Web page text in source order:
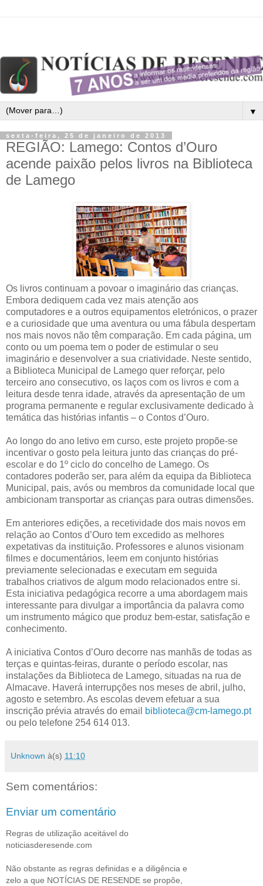
▼
sexta-feira, 25 de janeiro de 2013
REGIÃO: Lamego: Contos d’Ouro
acende paixão pelos livros na Biblioteca
de Lamego
Os livros continuam a povoar o imaginário das crianças.
Embora dediquem cada vez mais atenção aos
computadores e a outros equipamentos eletrónicos, o prazer
e a curiosidade que uma aventura ou uma fábula despertam
nos mais novos não têm comparação. Em cada página, um
conto ou um poema tem o poder de estimular o seu
imaginário e desenvolver a sua criatividade. Neste sentido,
a Biblioteca Municipal de Lamego quer reforçar, pelo
terceiro ano consecutivo, os laços com os livros e com a
leitura desde tenra idade, através da apresentação de um
programa permanente e regular exclusivamente dedicado à
temática das histórias infantis – o Contos d’Ouro.
Ao longo do ano letivo em curso, este projeto propõe-se
incentivar o gosto pela leitura junto das crianças do pré-
escolar e do 1º ciclo do concelho de Lamego. Os
contadores poderão ser, para além da equipa da Biblioteca
Municipal, pais, avós ou membros da comunidade local que
ambicionam transportar as crianças para outras dimensões.
Em anteriores edições, a recetividade dos mais novos em
relação ao Contos d’Ouro tem excedido as melhores
expetativas da instituição. Professores e alunos visionam
filmes e documentários, leem em conjunto histórias
previamente selecionadas e executam em seguida
trabalhos criativos de algum modo relacionados entre si.
Esta iniciativa pedagógica recorre a uma abordagem mais
interessante para divulgar a importância da palavra como
um instrumento mágico que produz bem-estar, satisfação e
conhecimento.
A iniciativa Contos d’Ouro decorre nas manhãs de todas as
terças e quintas-feiras, durante o período escolar, nas
instalações da Biblioteca de Lamego, situadas na rua de
Almacave. Haverá interrupções nos meses de abril, julho,
agosto e setembro. As escolas devem efetuar a sua
inscrição prévia através do email
biblioteca@cm-lamego.pt
ou pelo telefone 254 614 013.
Unknown à(s) 11:10
Sem comentários:
Enviar um comentário
Regras de utilização aceitável do
noticiasderesende.com
Não obstante as regras definidas e a diligência e
zelo a que NOTÍCIAS DE RESENDE se propõe,